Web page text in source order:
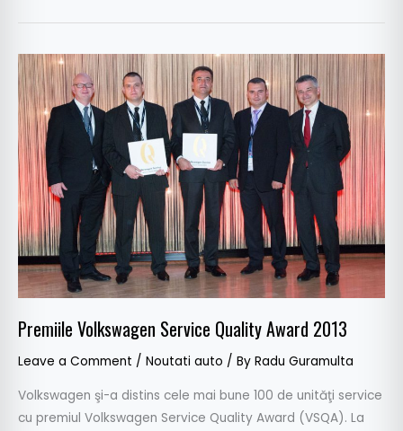
Premiile Volkswagen Service Quality Award 2013
Leave a Comment / Noutati auto / By Radu Guramulta
Volkswagen şi-a distins cele mai bune 100 de unităţi service
cu premiul Volkswagen Service Quality Award (VSQA). La
Premiile
Volkswagen
Service
Quality
Award
2013